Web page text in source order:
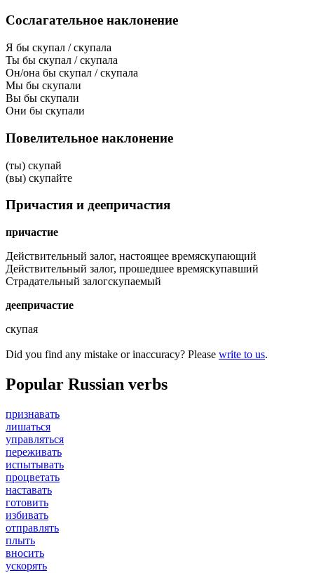
Сослагательное наклонение
Я бы скупал / скупала
Ты бы скупал / скупала
Он/она бы скупал / скупала
Мы бы скупали
Вы бы скупали
Они бы скупали
Повелительное наклонение
(ты) скупай
(вы) скупайте
Причастия и деепричастия
причастие
Действительный залог, настоящее времяскупающий
Действительный залог, прошедшее времяскупавший
Страдательный залогскупаемый
деепричастие
скупая
Did you find any mistake or inaccuracy? Please write to us.
Popular Russian verbs
признавать
лишаться
управляться
переживать
испытывать
процветать
наставать
готовить
избивать
отправлять
плыть
вносить
ускорять